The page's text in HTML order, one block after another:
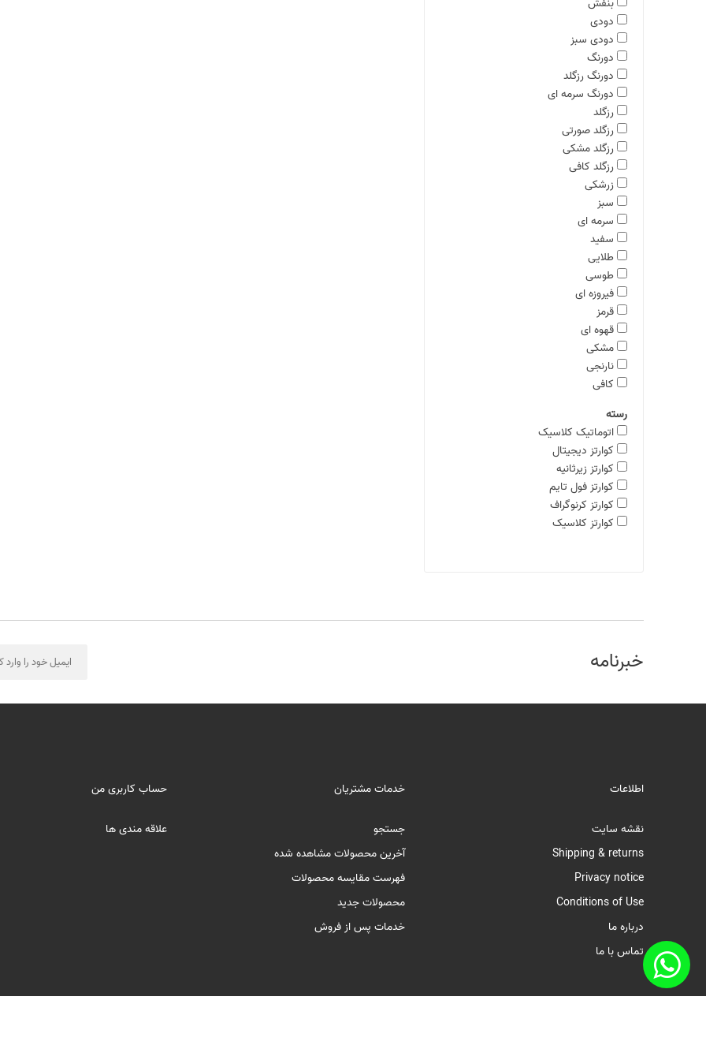
دودی
دودی سبز
دورنگ
دورنگ رزگلد
دورنگ سرمه ای
رزگلد
رزگلد صورتی
رزگلد مشکی
رزگلد کافی
زرشکی
سبز
سرمه ای
سفید
طلایی
طوسی
فیروزه ای
قرمز
قهوه ای
مشکی
نارنجی
کافی
رسته
اتوماتیک کلاسیک
کوارتز دیجیتال
کوارتز زیرثانیه
کوارتز فول تایم
کوارتز کرنوگراف
کوارتز کلاسیک
خبرنامه
اطلاعات
نقشه سایت
Shipping & returns
Privacy notice
Conditions of Use
درباره ما
تماس با ما
خدمات مشتریان
جستجو
آخرین محصولات مشاهده شده
فهرست مقایسه محصولات
محصولات جدید
خدمات پس از فروش
حساب کاربری من
علاقه مندی ها